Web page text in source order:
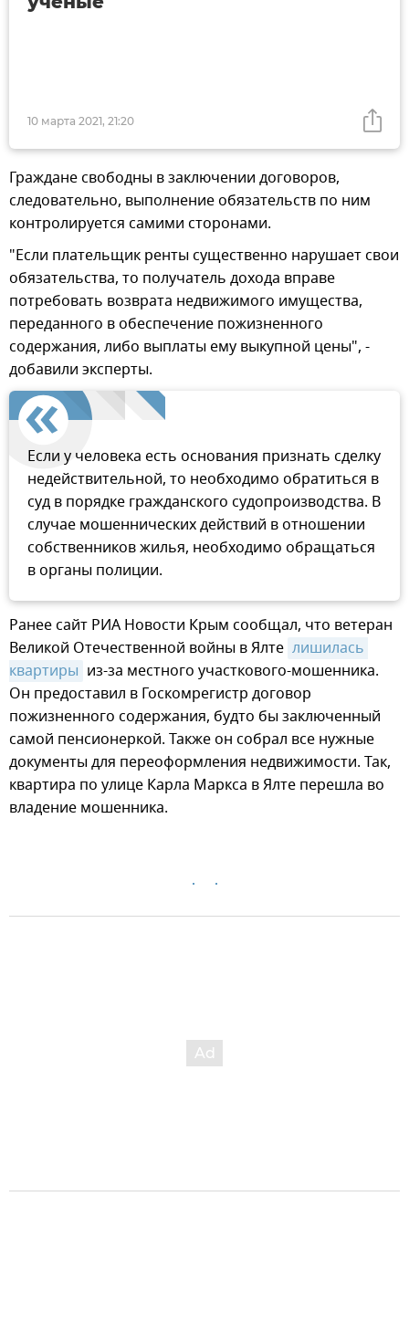
10 марта 2021, 21:20
Граждане свободны в заключении договоров,
следовательно, выполнение обязательств по ним
контролируется самими сторонами.
"Если плательщик ренты существенно нарушает свои
обязательства, то получатель дохода вправе
потребовать возврата недвижимого имущества,
переданного в обеспечение пожизненного
содержания, либо выплаты ему выкупной цены", -
добавили эксперты.
Если у человека есть основания признать сделку
недействительной, то необходимо обратиться в
суд в порядке гражданского судопроизводства. В
случае мошеннических действий в отношении
собственников жилья, необходимо обращаться
в органы полиции.
Ранее сайт РИА Новости Крым сообщал, что ветеран
Великой Отечественной войны в Ялте лишилась
квартиры из-за местного участкового-мошенника.
Он предоставил в Госкомрегистр договор
пожизненного содержания, будто бы заключенный
самой пенсионеркой. Также он собрал все нужные
документы для переоформления недвижимости. Так,
квартира по улице Карла Маркса в Ялте перешла во
владение мошенника.